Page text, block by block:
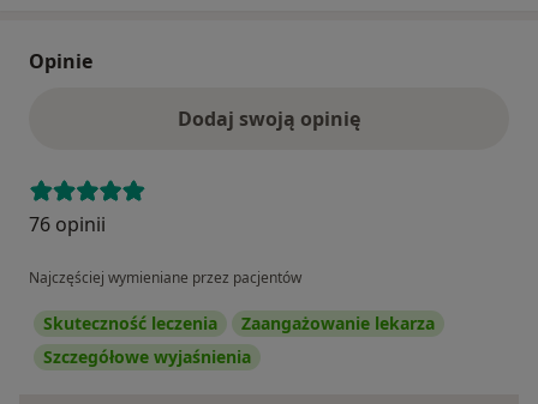
ruchu, przeciążeń i kompensacji.
Doboru skutecznych technik manualnych i pracy
ukierunkowanych na redukcję bólu i poprawę
mobilności.
urazach sportowych, skręceniach, złamaniach,
rekonstrukcjach więzadeł i zabiegach
ortopedycznych.
Opinie
Dodaj swoją opinię
76 opinii
Najczęściej wymieniane przez pacjentów
Skuteczność leczenia
Zaangażowanie lekarza
Szczegółowe wyjaśnienia